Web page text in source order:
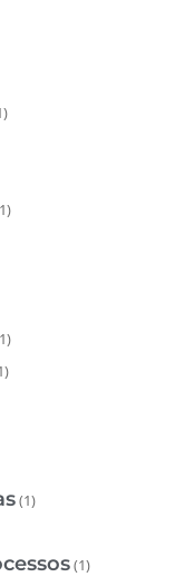
(1)
(1)